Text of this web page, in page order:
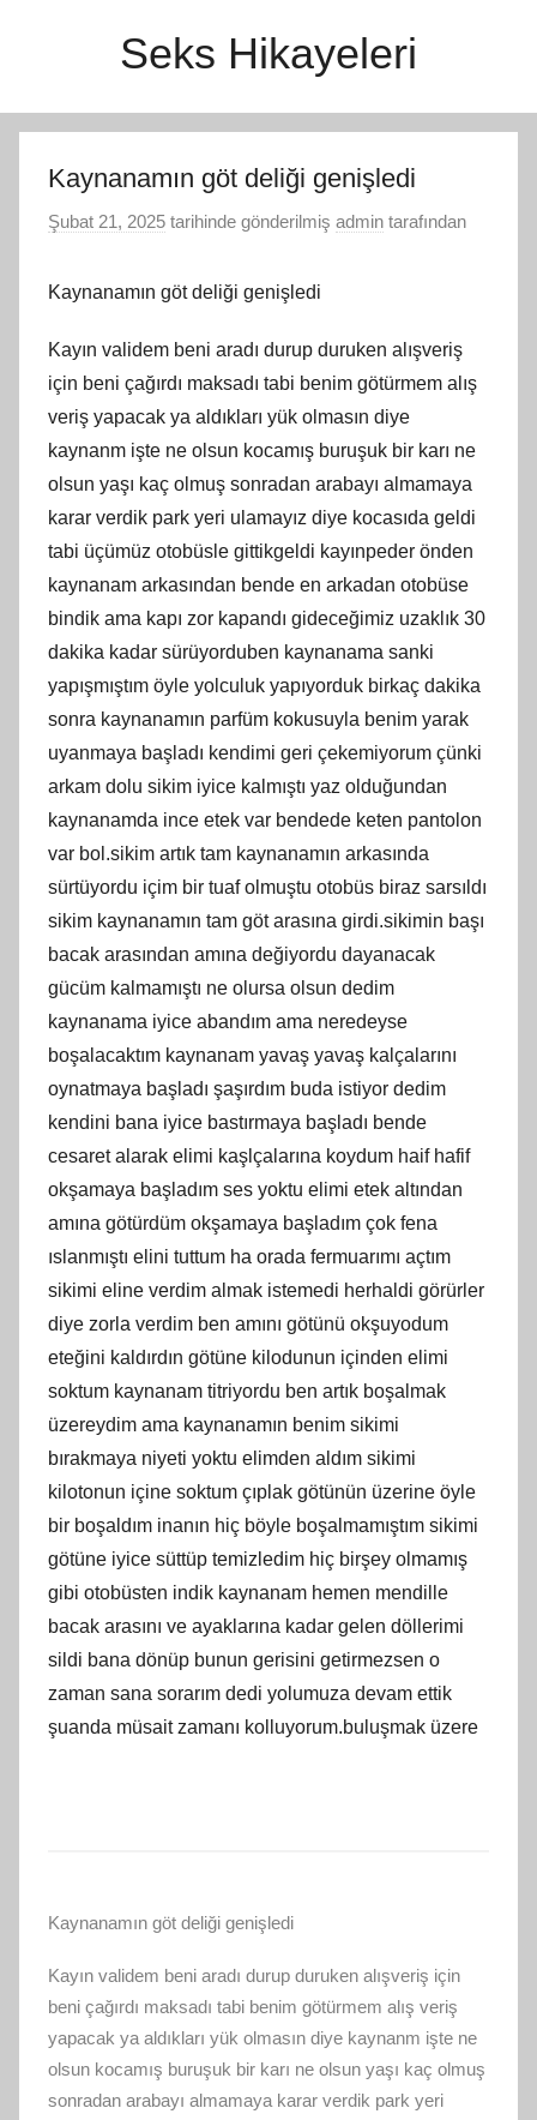
Seks Hikayeleri
Kaynanamın göt deliği genişledi
Şubat 21, 2025 tarihinde gönderilmiş admin tarafından
Kaynanamın göt deliği genişledi
Kayın validem beni aradı durup duruken alışveriş
için beni çağırdı maksadı tabi benim götürmem alış
veriş yapacak ya aldıkları yük olmasın diye
kaynanm işte ne olsun kocamış buruşuk bir karı ne
olsun yaşı kaç olmuş sonradan arabayı almamaya
karar verdik park yeri ulamayız diye kocasıda geldi
tabi üçümüz otobüsle gittikgeldi kayınpeder önden
kaynanam arkasından bende en arkadan otobüse
bindik ama kapı zor kapandı gideceğimiz uzaklık 30
dakika kadar sürüyorduben kaynanama sanki
yapışmıştım öyle yolculuk yapıyorduk birkaç dakika
sonra kaynanamın parfüm kokusuyla benim yarak
uyanmaya başladı kendimi geri çekemiyorum çünki
arkam dolu sikim iyice kalmıştı yaz olduğundan
kaynanamda ince etek var bendede keten pantolon
var bol.sikim artık tam kaynanamın arkasında
sürtüyordu içim bir tuaf olmuştu otobüs biraz sarsıldı
sikim kaynanamın tam göt arasına girdi.sikimin başı
bacak arasından amına değiyordu dayanacak
gücüm kalmamıştı ne olursa olsun dedim
kaynanama iyice abandım ama neredeyse
boşalacaktım kaynanam yavaş yavaş kalçalarını
oynatmaya başladı şaşırdım buda istiyor dedim
kendini bana iyice bastırmaya başladı bende
cesaret alarak elimi kaşlçalarına koydum haif hafif
okşamaya başladım ses yoktu elimi etek altından
amına götürdüm okşamaya başladım çok fena
ıslanmıştı elini tuttum ha orada fermuarımı açtım
sikimi eline verdim almak istemedi herhaldi görürler
diye zorla verdim ben amını götünü okşuyodum
eteğini kaldırdın götüne kilodunun içinden elimi
soktum kaynanam titriyordu ben artık boşalmak
üzereydim ama kaynanamın benim sikimi
bırakmaya niyeti yoktu elimden aldım sikimi
kilotonun içine soktum çıplak götünün üzerine öyle
bir boşaldım inanın hiç böyle boşalmamıştım sikimi
götüne iyice süttüp temizledim hiç birşey olmamış
gibi otobüsten indik kaynanam hemen mendille
bacak arasını ve ayaklarına kadar gelen döllerimi
sildi bana dönüp bunun gerisini getirmezsen o
zaman sana sorarım dedi yolumuza devam ettik
şuanda müsait zamanı kolluyorum.buluşmak üzere
Kaynanamın göt deliği genişledi
Kayın validem beni aradı durup duruken alışveriş için
beni çağırdı maksadı tabi benim götürmem alış veriş
yapacak ya aldıkları yük olmasın diye kaynanm işte ne
olsun kocamış buruşuk bir karı ne olsun yaşı kaç olmuş
sonradan arabayı almamaya karar verdik park yeri